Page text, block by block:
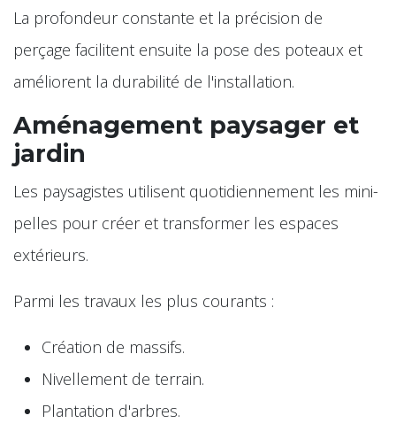
La profondeur constante et la précision de
perçage facilitent ensuite la pose des poteaux et
améliorent la durabilité de l'installation.
Aménagement paysager et
jardin
Les paysagistes utilisent quotidiennement les mini-
pelles pour créer et transformer les espaces
extérieurs.
Parmi les travaux les plus courants :
Création de massifs.
Nivellement de terrain.
Plantation d'arbres.